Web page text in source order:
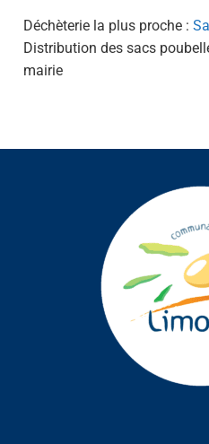
Déchèterie la plus proche :
Distribution des sacs
mairie